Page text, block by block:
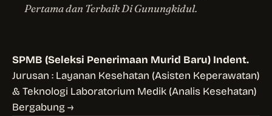
Pertama dan Terbaik Di Gunungkidul.
SPMB (Seleksi Penerimaan Murid Baru) Indent.
Jurusan : Layanan Kesehatan (Asisten Keperawatan)
& Teknologi Laboratorium Medik (Analis Kesehatan)
Bergabung →